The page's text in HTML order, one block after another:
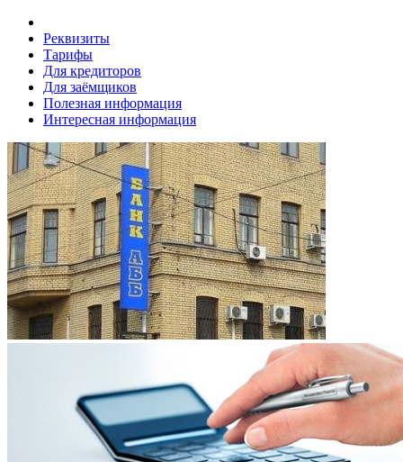
Реквизиты
Тарифы
Для кредиторов
Для заёмщиков
Полезная информация
Интересная информация